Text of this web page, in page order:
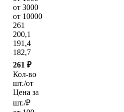
от 3000
от 10000
261
200,1
191,4
182,7
261 ₽
Кол-во
шт./от
Цена за
шт./₽